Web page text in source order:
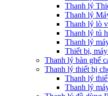
Thanh lý
Thanh lý
Thanh lý lò
Thanh lý tủ
Thanh lý
Thiết bị,
Thanh lý bàn ghế
Thanh lý thiết bị
Thanh lý
Thanh lý